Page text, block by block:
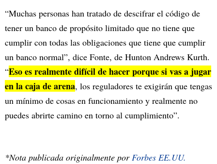
“Muchas personas han tratado de descifrar el código de
tener un banco de propósito limitado que no tiene que
cumplir con todas las obligaciones que tiene que cumplir
un banco normal”, dice Fonte, de Hunton Andrews Kurth.
“Eso es realmente difícil de hacer porque si vas a jugar
en la caja de arena, los reguladores te exigirán que tengas
un mínimo de cosas en funcionamiento y realmente no
puedes abrirte camino en torno al cumplimiento”.
*Nota publicada originalmente porForbes EE.UU.